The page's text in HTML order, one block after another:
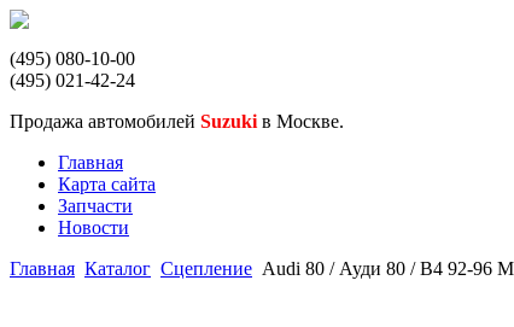
(495) 080-10-00
(495) 021-42-24
Продажа автомобилей Suzuki в Москве.
Главная
Карта сайта
Запчасти
Новости
Главная Каталог Сцепление Audi 80 / Ауди 80 / B4 92-96